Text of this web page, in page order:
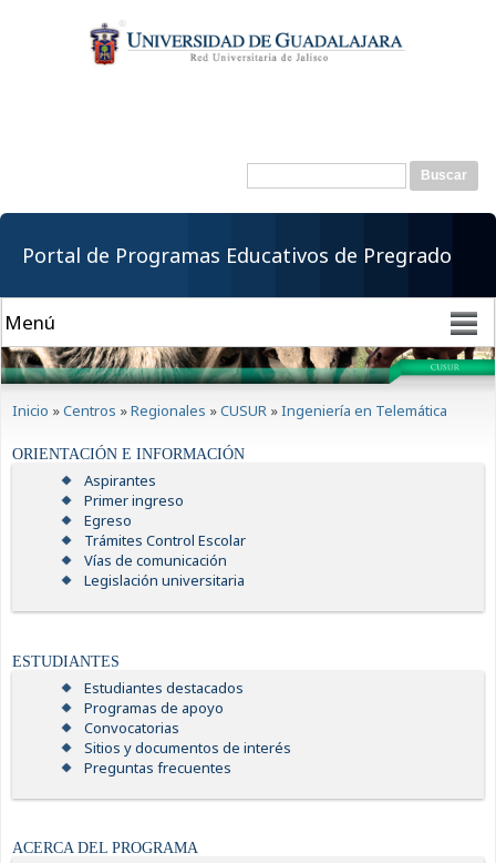
contenido
principal
Formulario de
Buscar
Portal de Programas Educativos de Pregrado
Inicio »Centros »Regionales »CUSUR »Ingeniería en Telemática
ORIENTACIÓN E INFORMACIÓN
Aspirantes
Primer ingreso
Egreso
Trámites Control Escolar
Vías de comunicación
Legislación universitaria
ESTUDIANTES
Estudiantes destacados
Programas de apoyo
Convocatorias
Sitios y documentos de interés
Preguntas frecuentes
ACERCA DEL PROGRAMA